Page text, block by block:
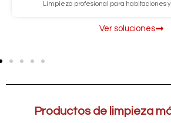
Limpieza profesional para habitaciones
Ver soluciones
Productos de limpieza